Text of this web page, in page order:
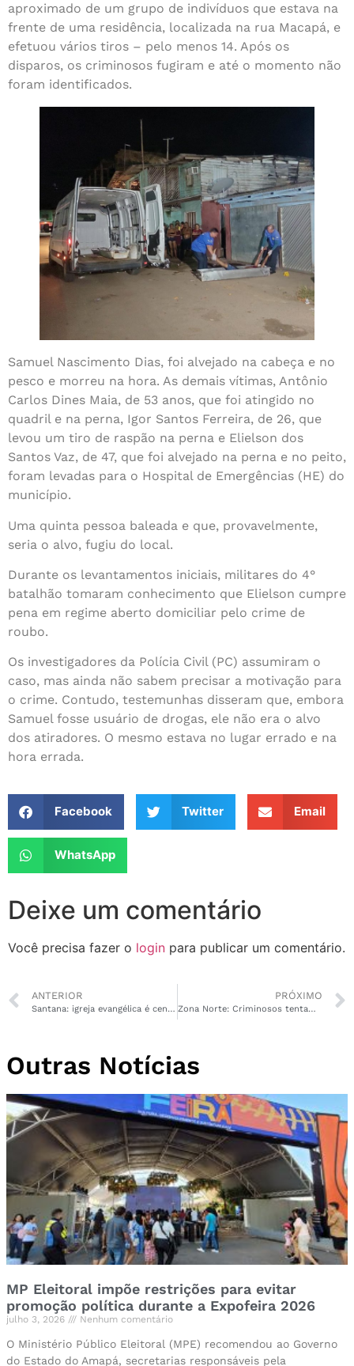
aproximado de um grupo de indivíduos que estava na
frente de uma residência, localizada na rua Macapá, e
efetuou vários tiros – pelo menos 14. Após os
disparos, os criminosos fugiram e até o momento não
foram identificados.
Samuel Nascimento Dias, foi alvejado na cabeça e no
pesco e morreu na hora. As demais vítimas, Antônio
Carlos Dines Maia, de 53 anos, que foi atingido no
quadril e na perna, Igor Santos Ferreira, de 26, que
levou um tiro de raspão na perna e Elielson dos
Santos Vaz, de 47, que foi alvejado na perna e no peito,
foram levadas para o Hospital de Emergências (HE) do
município.
Uma quinta pessoa baleada e que, provavelmente,
seria o alvo, fugiu do local.
Durante os levantamentos iniciais, militares do 4°
batalhão tomaram conhecimento que Elielson cumpre
pena em regime aberto domiciliar pelo crime de
roubo.
Os investigadores da Polícia Civil (PC) assumiram o
caso, mas ainda não sabem precisar a motivação para
o crime. Contudo, testemunhas disseram que, embora
Samuel fosse usuário de drogas, ele não era o alvo
dos atiradores. O mesmo estava no lugar errado e na
hora errada.
Facebook Twitter Email
WhatsApp
Deixe um comentário
Você precisa fazer o login para publicar um comentário.
ANTERIOR
Santana: igreja evangélica é cenário de acerto de contas
PRÓXIMO
Zona Norte: Criminosos tentam a sorte, mas morrem ao confrontarem com o Giro
Outras Notícias
MP Eleitoral impõe restrições para evitar
promoção política durante a Expofeira 2026
julho 3, 2026 Nenhum comentário
O Ministério Público Eleitoral (MPE) recomendou ao Governo
do Estado do Amapá, secretarias responsáveis pela